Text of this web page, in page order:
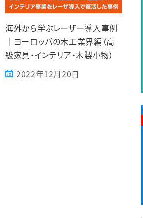
海外から学ぶレーザー導入事例
｜ヨーロッパの木工業界編（高
級家具・インテリア・木製小物）
2022年12月20日